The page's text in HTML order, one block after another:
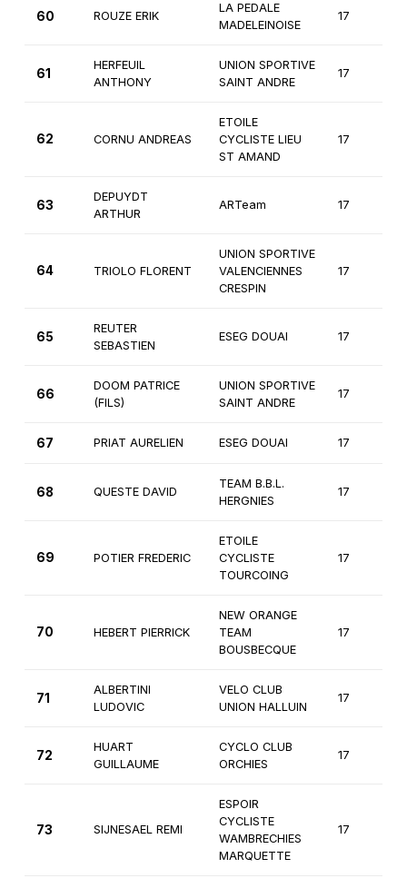
60 ROUZE ERIK
LA PEDALE
MADELEINOISE
17
61
HERFEUIL
ANTHONY
UNION SPORTIVE
SAINT ANDRE
17
62 CORNU ANDREAS
ETOILE
CYCLISTE LIEU
ST AMAND
17
63
DEPUYDT
ARTHUR
ARTeam 17
64 TRIOLO FLORENT
UNION SPORTIVE
VALENCIENNES
CRESPIN
17
65
REUTER
SEBASTIEN
ESEG DOUAI 17
66
DOOM PATRICE
(FILS)
UNION SPORTIVE
SAINT ANDRE
17
67 PRIAT AURELIEN ESEG DOUAI 17
68 QUESTE DAVID
TEAM B.B.L.
HERGNIES
17
69 POTIER FREDERIC
ETOILE
CYCLISTE
TOURCOING
17
70 HEBERT PIERRICK
NEW ORANGE
TEAM
BOUSBECQUE
17
71
ALBERTINI
LUDOVIC
VELO CLUB
UNION HALLUIN
17
72
HUART
GUILLAUME
CYCLO CLUB
ORCHIES
17
73 SIJNESAEL REMI
ESPOIR
CYCLISTE
WAMBRECHIES
MARQUETTE
17